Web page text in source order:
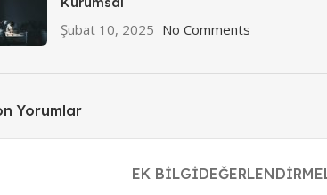
Şubat 10, 2025 No Comments
Yorumlar
EK BILGI